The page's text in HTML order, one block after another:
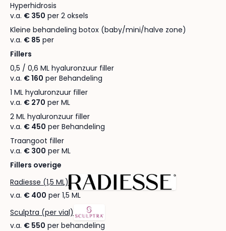
Hyperhidrosis
v.a. € 350 per 2 oksels
Kleine behandeling botox (baby/mini/halve zone)
v.a. € 85 per
Fillers
0,5 / 0,6 ML hyaluronzuur filler
v.a. € 160 per Behandeling
1 ML hyaluronzuur filler
v.a. € 270 per ML
2 ML hyaluronzuur filler
v.a. € 450 per Behandeling
Traangoot filler
v.a. € 300 per ML
Fillers overige
Radiesse (1,5 ML)
v.a. € 400 per 1,5 ML
Sculptra (per vial)
v.a. € 550 per behandeling